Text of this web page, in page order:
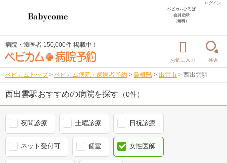
ログイン
ベビカムひろば
会員登録
（無料）
病院・歯医者 150,000件 掲載中！
お気に入り 検索
ベビカムトップ > ベビカム病院・歯医者予約 > 島根県 > 出雲市 > 西出雲駅
西出雲駅おすすめの病院を探す （0件）
夜間診療 土曜診療 日祝診療
ネット受付可 個室 女性医師